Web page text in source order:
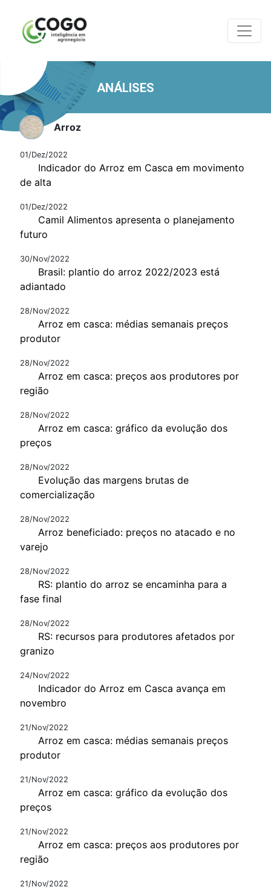
ANÁLISES
Arroz
01/Dez/2022
Indicador do Arroz em Casca em movimento
de alta
01/Dez/2022
Camil Alimentos apresenta o planejamento
futuro
30/Nov/2022
Brasil: plantio do arroz 2022/2023 está
adiantado
28/Nov/2022
Arroz em casca: médias semanais preços
produtor
28/Nov/2022
Arroz em casca: preços aos produtores por
região
28/Nov/2022
Arroz em casca: gráfico da evolução dos
preços
28/Nov/2022
Evolução das margens brutas de
comercialização
28/Nov/2022
Arroz beneficiado: preços no atacado e no
varejo
28/Nov/2022
RS: plantio do arroz se encaminha para a
fase final
28/Nov/2022
RS: recursos para produtores afetados por
granizo
24/Nov/2022
Indicador do Arroz em Casca avança em
novembro
21/Nov/2022
Arroz em casca: médias semanais preços
produtor
21/Nov/2022
Arroz em casca: gráfico da evolução dos
preços
21/Nov/2022
Arroz em casca: preços aos produtores por
região
21/Nov/2022